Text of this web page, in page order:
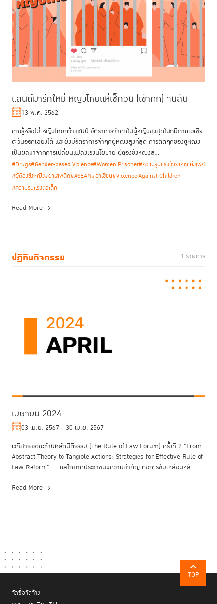
แลนด์มาร์คใหม่ หญิงไทยแห่เช็คอิน (เข้าคุก) จนล้น
13 พ.ค. 2562
คุณรู้หรือไม่ หญิงไทยคว้าแชมป์ อัตราการจำคุกในผู้หญิงสูงสุดในภูมิภาคเอเชีย
ตะวันออกเฉียงใต้ และยังมีอัตราการจำคุกผู้หญิงสูงที่สุด การติดคุกของผู้หญิง
เป็นผลมาจากการเปลี่ยนแปลงเชิงนโยบาย ผู้ต้องขังหญิงส่...
#Drugs#Gender-based VIolence#Women Prisoner#ความรุนแรงด้วยเหตุแห่งเพศ
#ผู้ต้องขังหญิง#ยาเสพติด#ASEAN#อาเซียน#Violence Against Children
#ความรุนแรงต่อเด็ก
Read More
ปฏิทินกิจกรรม 1 รายการ
เมษายน 2024
03 เม.ย. 2567 - 30 เม.ย. 2567
เวทีสาธารณะด้านหลักนิติธรรม (The Rule of Law Forum) ครั้งที่ 2 "From
Abstract Theory to Tangible Actions: Strategies for Effective Rule of
Law Reform" กลไกภาคประชาชนมีความสำคัญ ต่อการขับเคลื่อนหลั...
Read More
TOP
จัดซื้อจัดจ้าง